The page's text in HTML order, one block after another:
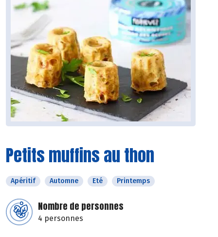
Petits muffins au thon
Apéritif Automne Eté Printemps
Nombre de personnes
4 personnes